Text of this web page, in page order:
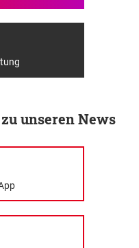
unseren News